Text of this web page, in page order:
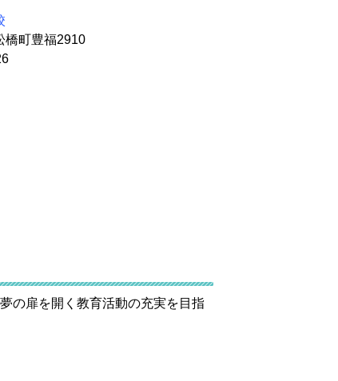
橋町豊福2910
の扉を開く教育活動の充実を目指